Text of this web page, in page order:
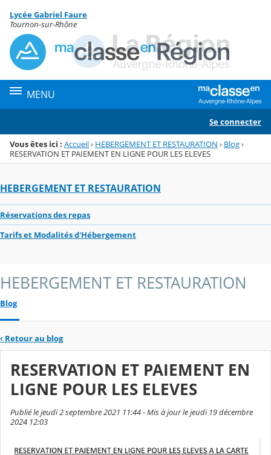
Menu de la rubrique
Contenu
Lycée Gabriel Faure
Tournon-sur-Rhône
MENU
Se connecter
Vous êtes ici : Accueil› HEBERGEMENT ET RESTAURATION › Blog›
RESERVATION ET PAIEMENT EN LIGNE POUR LES ELEVES
HEBERGEMENT ET RESTAURATION
Réservations des repas
Tarifs et Modalités d'Hébergement
HEBERGEMENT ET RESTAURATION
Blog
‹ Retour au blog
RESERVATION ET PAIEMENT EN
LIGNE POUR LES ELEVES
Publié le jeudi 2 septembre 2021 11:44 - Mis à jour le jeudi 19 décembre
2024 12:03